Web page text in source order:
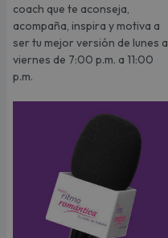
coach que te aconseja,
acompaña, inspira y motiva a
ser tu mejor versión de lunes a
viernes de 7:00 p.m. a 11:00
p.m.